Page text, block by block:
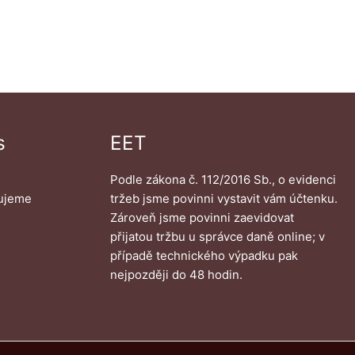
EET
Podle zákona č. 112/2016 Sb., o evidenci
tržeb jsme povinni vystavit vám účtenku.
Zároveň jsme povinni zaevidovat
přijatou tržbu u správce daně online; v
případě technického výpadku pak
nejpozději do 48 hodin.